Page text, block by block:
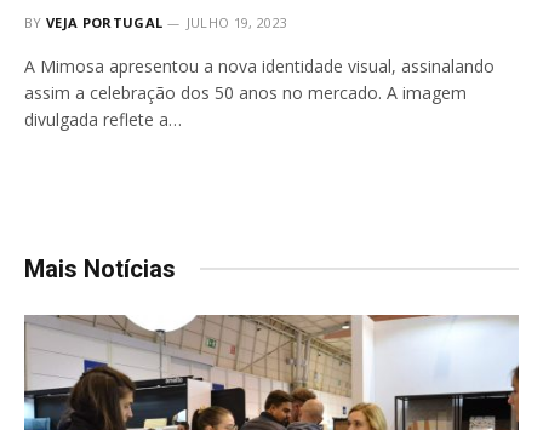
BY VEJA PORTUGAL JULHO 19, 2023
A Mimosa apresentou a nova identidade visual, assinalando
assim a celebração dos 50 anos no mercado. A imagem
divulgada reflete a…
Mais Notícias